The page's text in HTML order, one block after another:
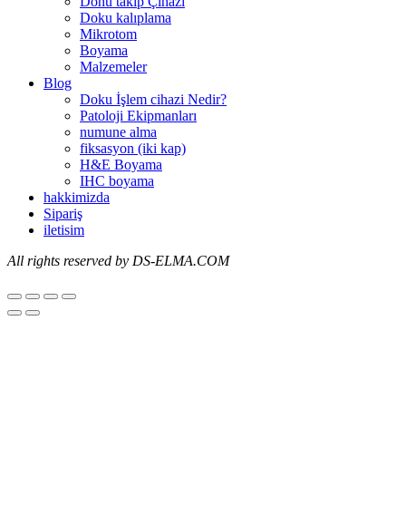
Doku kalıplama
Mikrotom
Boyama
Malzemeler
Blog
Doku İşlem cihazi Nedir?
Patoloji Ekipmanları
numune alma
fiksasyon (iki kap)
H&E Boyama
IHC boyama
hakkimizda
Sipariş
iletisim
All rights reserved by DS-ELMA.COM